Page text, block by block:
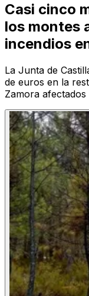
Casi cinco
los montes
incendios
La Junta de
de euros en la
Zamora